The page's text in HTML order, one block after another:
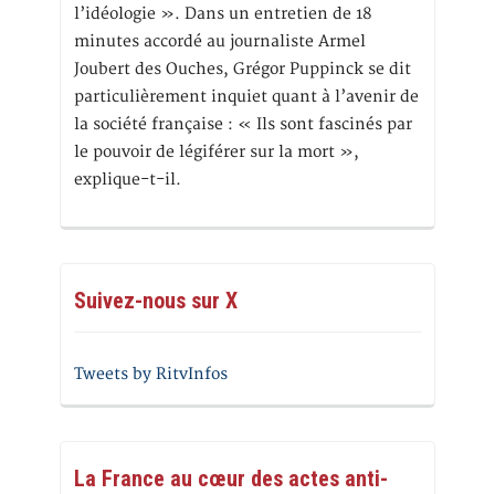
l’idéologie ». Dans un entretien de 18
minutes accordé au journaliste Armel
Joubert des Ouches, Grégor Puppinck se dit
particulièrement inquiet quant à l’avenir de
la société française : « Ils sont fascinés par
le pouvoir de légiférer sur la mort »,
explique-t-il.
Suivez-nous sur X
Tweets by RitvInfos
La France au cœur des actes anti-